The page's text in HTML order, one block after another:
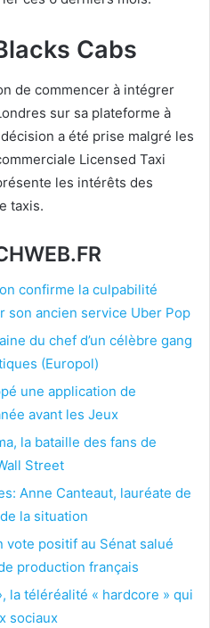
Cabs
de commencer à intégrer
sur sa plateforme à
a été prise malgré les
Licensed Taxi
les intérêts des
taxis.
confirme la culpabilité
son ancien service Uber Pop
du chef d’un célèbre gang
(Europol)
une application de
avant les Jeux
la bataille des fans de
Street
Anne Canteaut, lauréate de
la situation
vote positif au Sénat salué
production français
la téléréalité « hardcore » qui
sociaux